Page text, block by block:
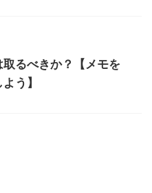
るべきか？【メモを
う】